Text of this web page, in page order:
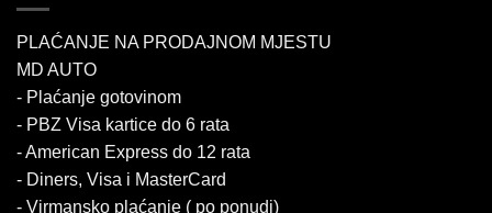
PLAĆANJE NA PRODAJNOM MJESTU
MD AUTO
- Plaćanje gotovinom
- PBZ Visa kartice do 6 rata
- American Express do 12 rata
- Diners, Visa i MasterCard
- Virmansko plaćanje ( po ponudi)